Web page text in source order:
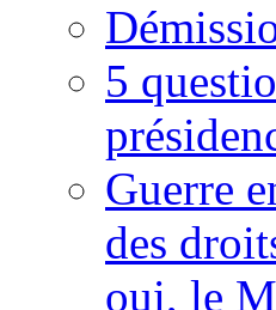
5
Guerre
des
oui, le